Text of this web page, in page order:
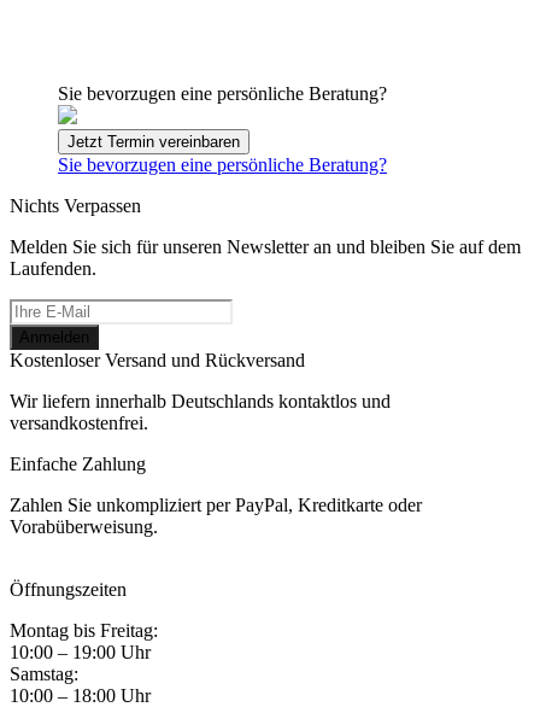
Sie bevorzugen eine persönliche Beratung?
Jetzt Termin vereinbaren
Sie bevorzugen eine persönliche Beratung?
Nichts Verpassen
Melden Sie sich für unseren Newsletter an und bleiben Sie auf dem
Laufenden.
Kostenloser Versand und Rückversand
Wir liefern innerhalb Deutschlands kontaktlos und
versandkostenfrei.
Einfache Zahlung
Zahlen Sie unkompliziert per PayPal, Kreditkarte oder
Vorabüberweisung.
Öffnungszeiten
Montag bis Freitag:
10:00 – 19:00 Uhr
Samstag:
10:00 – 18:00 Uhr